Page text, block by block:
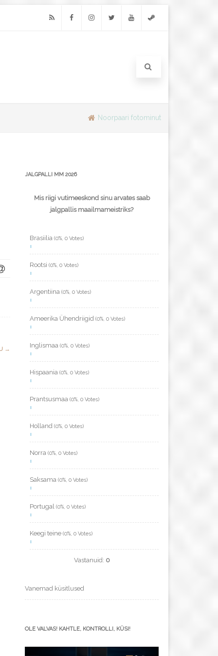
Noorpaari fotominut
→
JALGPALLI MM 2026
Mis riigi vutimeeskond sinu arvates saab
jalgpallis maailmameistriks?
Brasiilia (0%, 0 Votes)
Rootsi (0%, 0 Votes)
Argentiina (0%, 0 Votes)
Ameerika Ühendriigid (0%, 0 Votes)
Inglismaa (0%, 0 Votes)
Hispaania (0%, 0 Votes)
Prantsusmaa (0%, 0 Votes)
Holland (0%, 0 Votes)
Norra (0%, 0 Votes)
Saksama (0%, 0 Votes)
Portugal (0%, 0 Votes)
Keegi teine (0%, 0 Votes)
Vastanuid: 0
Vanemad küsitlused
OLE VALVAS! KAHTLE, KONTROLLI, KÜSI!